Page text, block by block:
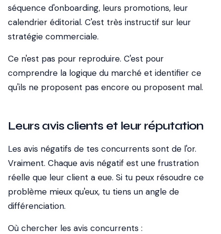
séquence d'onboarding, leurs promotions, leur
calendrier éditorial. C'est très instructif sur leur
stratégie commerciale.
Ce n'est pas pour reproduire. C'est pour
comprendre la logique du marché et identifier ce
qu'ils ne proposent pas encore ou proposent mal.
Leurs avis clients et leur réputation
Les avis négatifs de tes concurrents sont de l'or.
Vraiment. Chaque avis négatif est une frustration
réelle que leur client a eue. Si tu peux résoudre ce
problème mieux qu'eux, tu tiens un angle de
différenciation.
Où chercher les avis concurrents :